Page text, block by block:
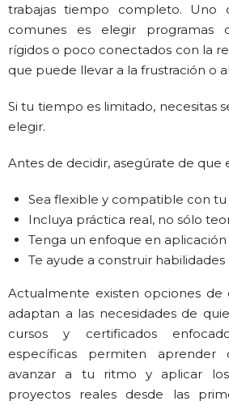
trabajas tiempo completo. Uno
comunes es elegir programas
rígidos o poco conectados con la
que puede llevar a la frustración o
Si tu tiempo es limitado, necesitas
elegir.
Antes de decidir, asegúrate de que
Sea flexible y compatible con tu
Incluya práctica real, no sólo
Tenga un enfoque en
Te ayude a construir
Actualmente existen opciones de
adaptan a las necesidades de
cursos y certificados
específicas permiten aprender
avanzar a tu ritmo y aplicar
proyectos reales desde las